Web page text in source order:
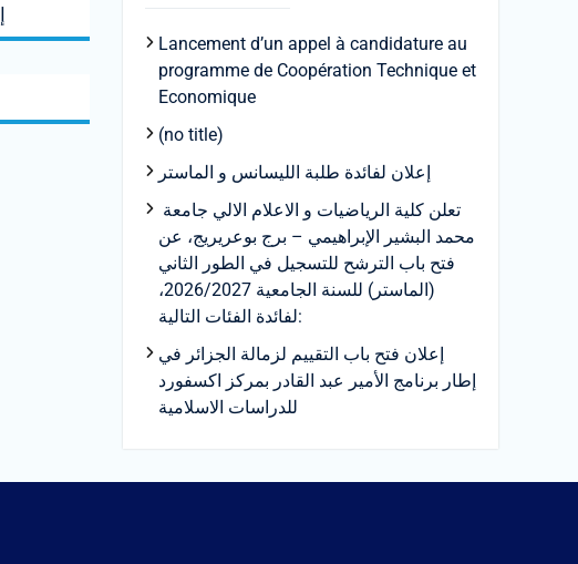
Lancement d’un appel à candidature au
programme de Coopération Technique et
Economique
(no title)
إعلان لفائدة طلبة الليسانس و الماستر
محمد البشير الإبراهيمي – برج بوعريريج، عن
فتح باب الترشح للتسجيل في الطور الثاني
(الماستر) للسنة الجامعية 2026/2027،
لفائدة الفئات التالية:
إعلان فتح باب التقييم لزمالة الجزائر في
إطار برنامج الأمير عبد القادر بمركز اكسفورد
للدراسات الاسلامية